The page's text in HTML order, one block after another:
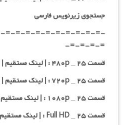
جستجوی زیرنویس فارسی
=-=-=-=-=-=-=-=-=-=-
=-=-=-=-
قسمت ۲۵ _ ۴۸۰p : | لینک مستقیم |
قسمت ۲۵ _ ۷۲۰p : | لینک مستقیم |
قسمت ۲۵ _ ۱۰۸۰p : | لینک مستقیم |
قسمت ۲۵ _ Full HD : | لینک مستقیم |